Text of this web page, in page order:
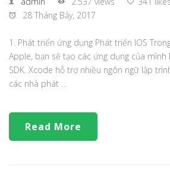
28 Tháng Bảy, 2017
1. Phát triển ứng dụng Phát triển IOS
Apple, bạn sẽ tạo các ứng dụng của mình
SDK. Xcode hỗ trợ nhiều ngôn ngữ lập
các nhà phát …
Read More